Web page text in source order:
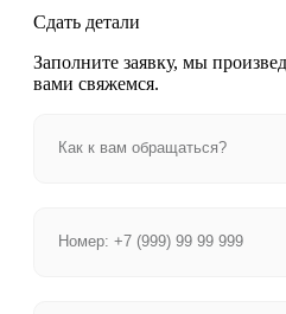
Сдать детали
Заполните заявку, мы
вами свяжемся.